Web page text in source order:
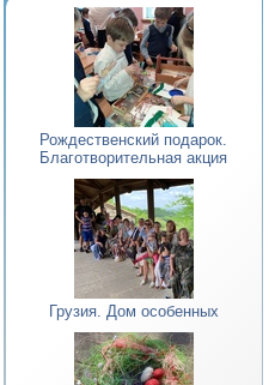
Рождественский подарок.
Благотворительная акция
Грузия. Дом особенных